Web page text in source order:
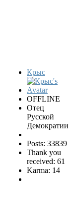
Крыс
OFFLINE
Отец
Русской
Демократии
Posts: 33839
Thank you
received: 61
Karma: 14